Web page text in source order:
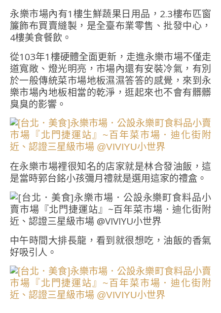
永樂市場內有1樓生鮮蔬果日用品，2.3樓布匹窗
簾飾布買賣縫製，是全臺布業零售、批發中心，
4樓美食餐飲。
從103年1樓硬體全面更新，走進永樂市場不僅走
道寬敞、燈光明亮，市場內還有安裝冷氣，有別
於一般傳統菜市場地板濕濕答答的感覺，來到永
樂市場內地板相當的乾淨，逛起來也不會有髒髒
臭臭的影響。
在永樂市場裡很知名的店家就是林合發油飯，這
是當時郭台銘小孩彌月禮就是選用這家的禮盒。
中午時間大排長龍，看到就很想吃，油飯的香氣
好吸引人。